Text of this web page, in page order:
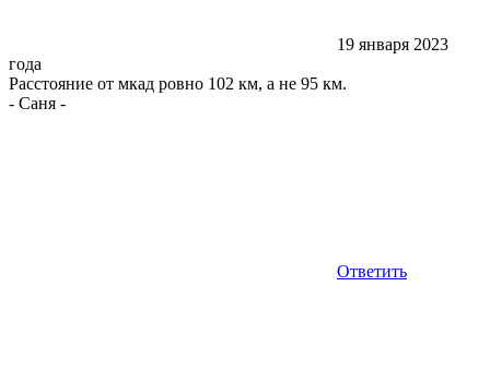
19 января 2023
года
Расстояние от мкад ровно 102 км, а не 95 км.
- Саня -
Ответить